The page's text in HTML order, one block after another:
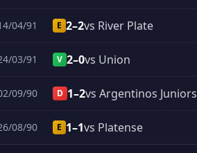
04/91 E 2–2vs River Plate
03/91 V 2–0vs Union
09/90 D 1–2vs Argentinos Juniors
08/90 E 1–1vs Platense